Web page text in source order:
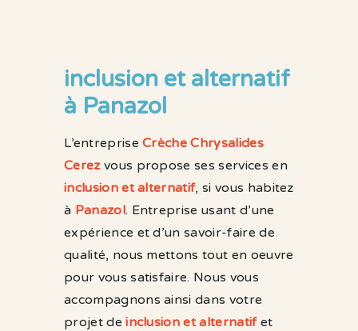
inclusion et alternatif
à Panazol
L’entrepriseCrèche Chrysalides
Cerezvous propose ses services en
inclusion et alternatif, si vous habitez
à Panazol. Entreprise usant d’une
expérience et d’un savoir-faire de
qualité, nous mettons tout en oeuvre
pour vous satisfaire. Nous vous
accompagnons ainsi dans votre
projet deinclusion et alternatifet